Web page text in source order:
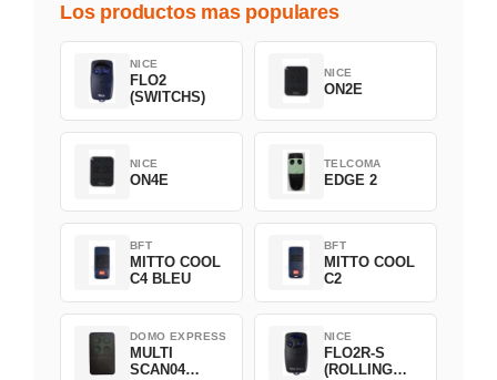
Los productos mas populares
NICE
FLO2
(SWITCHS)
NICE
ON2E
NICE
ON4E
TELCOMA
EDGE 2
BFT
MITTO COOL
C4 BLEU
BFT
MITTO COOL
C2
DOMO EXPRESS
MULTI
SCAN04
NICE
FLO2R-S
(ROLLING